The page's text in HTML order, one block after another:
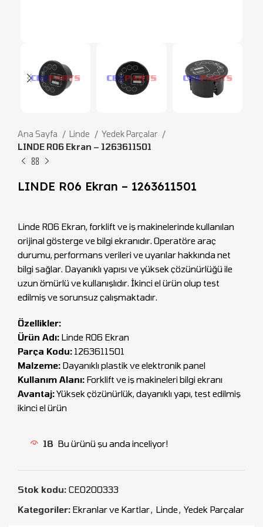
Ana Sayfa Linde
Yedek Parçalar
LINDE R06 Ekran – 1263611501
LINDE R06 Ekran – 1263611501
Linde R06 Ekran, forklift ve iş makinelerinde kullanılan
orijinal gösterge ve bilgi ekranıdır. Operatöre araç
durumu, performans verileri ve uyarılar hakkında net
bilgi sağlar. Dayanıklı yapısı ve yüksek çözünürlüğü ile
uzun ömürlü ve kullanışlıdır. İkinci el ürün olup test
edilmiş ve sorunsuz çalışmaktadır.
Özellikler:
Ürün Adı: Linde R06 Ekran
Parça Kodu: 1263611501
Malzeme: Dayanıklı plastik ve elektronik panel
Kullanım Alanı: Forklift ve iş makineleri bilgi ekranı
Avantaj:Yüksek çözünürlük, dayanıklı yapı, test edilmiş
ikinci el ürün
18 Bu ürünü şu anda inceliyor!
Stok kodu: CEO200333
Kategoriler: Ekranlar ve Kartlar, Linde, Yedek Parçalar